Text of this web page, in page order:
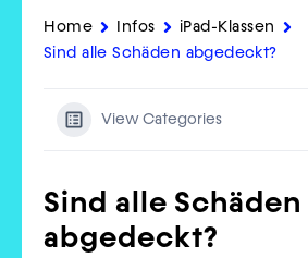
Home Infos
iPad-Klassen
Sind alle Schäden abgedeckt?
View Categories
Sind alle Schäden
abgedeckt?